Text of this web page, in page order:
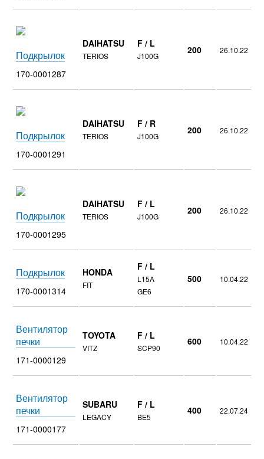
Подкрылок
170-0001287
DAIHATSU
TERIOS
F / L
J100G
200 26.10.22
Подкрылок
170-0001291
DAIHATSU
TERIOS
F / R
J100G
200 26.10.22
Подкрылок
170-0001295
DAIHATSU
TERIOS
F / L
J100G
200 26.10.22
Подкрылок
170-0001314
HONDA
FIT
F / L
L15A
GE6
500 10.04.22
Вентилятор
печки
171-0000129
TOYOTA
VITZ
F / L
SCP90
600 10.04.22
Вентилятор
печки
171-0000177
SUBARU
LEGACY
F / L
BE5
400 22.07.24